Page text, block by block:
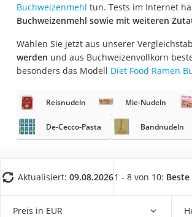
Buchweizenmehl tun. Tests im Internet
Buchweizenmehl sowie mit weiteren
Wählen Sie jetzt aus unserer
werden und aus Buchweizenvollkorn
besonders das Modell Diet Food Ramen
Reisnudeln Mie-Nudeln
De-Cecco-Pasta Bandnudeln
Aktualisiert: 09.08.20261 - 8 von 10:
Preis in EUR